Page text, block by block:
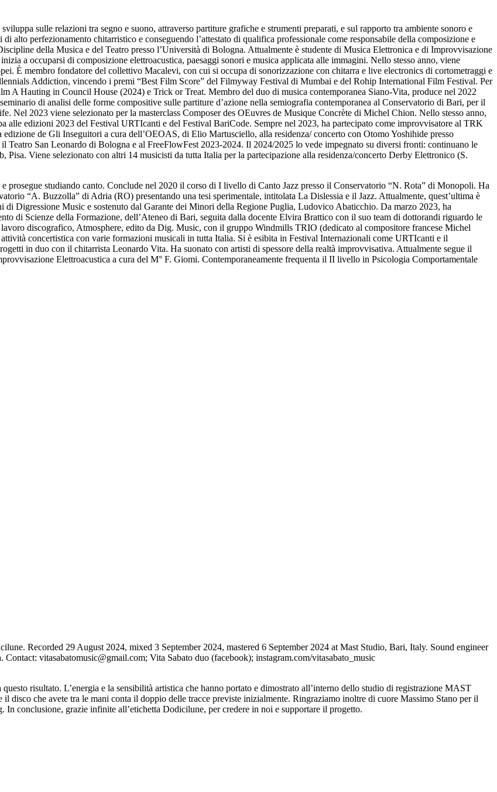
sulle relazioni tra segno e suono, attraverso partiture grafiche e strumenti preparati, e sul rapporto tra ambiente sonoro e
alto perfezionamento chitarristico e conseguendo l’attestato di qualifica professionale come responsabile della composizione e
della Musica e del Teatro presso l’Università di Bologna. Attualmente è studente di Musica Elettronica e di Improvvisazione
a occuparsi di composizione elettroacustica, paesaggi sonori e musica applicata alle immagini. Nello stesso anno, viene
È membro fondatore del collettivo Macalevi, con cui si occupa di sonorizzazione con chitarra e live electronics di cortometraggi e
Addiction, vincendo i premi “Best Film Score” del Filmyway Festival di Mumbai e del Rohip International Film Festival. Per
A Hauting in Council House (2024) e Trick or Treat. Membro del duo di musica contemporanea Siano-Vita, produce nel 2022
di analisi delle forme compositive sulle partiture d’azione nella semiografia contemporanea al Conservatorio di Bari, per il
Nel 2023 viene selezionato per la masterclass Composer des OEuvres de Musique Concrète di Michel Chion. Nello stesso anno,
alle edizioni 2023 del Festival URTIcanti e del Festival BariCode. Sempre nel 2023, ha partecipato come improvvisatore al TRK
de Gli Inseguitori a cura dell’OEOAS, di Elio Martusciello, alla residenza/ concerto con Otomo Yoshihide presso
Teatro San Leonardo di Bologna e al FreeFlowFest 2023-2024. Il 2024/2025 lo vede impegnato su diversi fronti: continuano le
Viene selezionato con altri 14 musicisti da tutta Italia per la partecipazione alla residenza/concerto Derby Elettronico (S.
prosegue studiando canto. Conclude nel 2020 il corso di I livello di Canto Jazz presso il Conservatorio “N. Rota” di Monopoli. Ha
“A. Buzzolla” di Adria (RO) presentando una tesi sperimentale, intitolata La Dislessia e il Jazz. Attualmente, quest’ultima è
Digressione Music e sostenuto dal Garante dei Minori della Regione Puglia, Ludovico Abaticchio. Da marzo 2023, ha
di Scienze della Formazione, dell’Ateneo di Bari, seguita dalla docente Elvira Brattico con il suo team di dottorandi riguardo le
discografico, Atmosphere, edito da Dig. Music, con il gruppo Windmills TRIO (dedicato al compositore francese Michel
concertistica con varie formazioni musicali in tutta Italia. Si è esibita in Festival Internazionali come URTIcanti e il
in duo con il chitarrista Leonardo Vita. Ha suonato con artisti di spessore della realtà improvvisativa. Attualmente segue il
Elettroacustica a cura del M° F. Giomi. Contemporaneamente frequenta il II livello in Psicologia Comportamentale
Recorded 29 August 2024, mixed 3 September 2024, mastered 6 September 2024 at Mast Studio, Bari, Italy. Sound engineer
vitasabatomusic@gmail.com; Vita Sabato duo (facebook); instagram.com/vitasabato_music
risultato. L’energia e la sensibilità artistica che hanno portato e dimostrato all’interno dello studio di registrazione MAST
disco che avete tra le mani conta il doppio delle tracce previste inizialmente. Ringraziamo inoltre di cuore Massimo Stano per il
conclusione, grazie infinite all’etichetta Dodicilune, per credere in noi e supportare il progetto.